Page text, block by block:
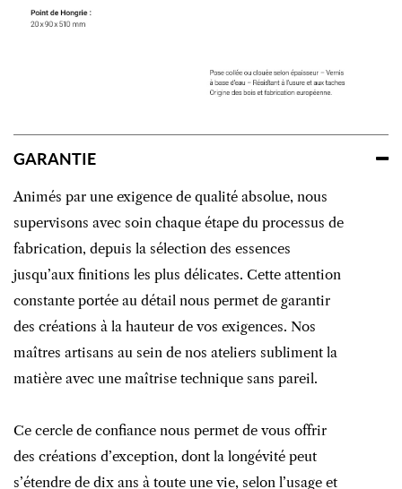
GARANTIE
Animés par une exigence de qualité absolue, nous
supervisons avec soin chaque étape du processus de
fabrication, depuis la sélection des essences
jusqu’aux finitions les plus délicates. Cette attention
constante portée au détail nous permet de garantir
des créations à la hauteur de vos exigences. Nos
maîtres artisans au sein de nos ateliers subliment la
matière avec une maîtrise technique sans pareil.
Ce cercle de confiance nous permet de vous offrir
des créations d’exception, dont la longévité peut
s’étendre de dix ans à toute une vie, selon l’usage et